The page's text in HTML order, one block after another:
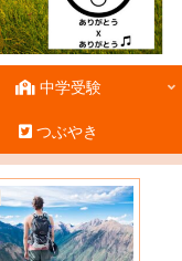
中学受験
つぶやき